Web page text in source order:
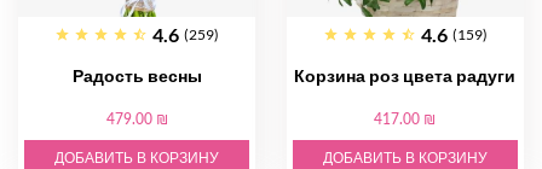
4.6 (259)
Радость весны
479.00 ₪
ДОБАВИТЬ В КОРЗИНУ
4.6 (159)
Корзина роз цвета радуги
417.00 ₪
ДОБАВИТЬ В КОРЗИНУ